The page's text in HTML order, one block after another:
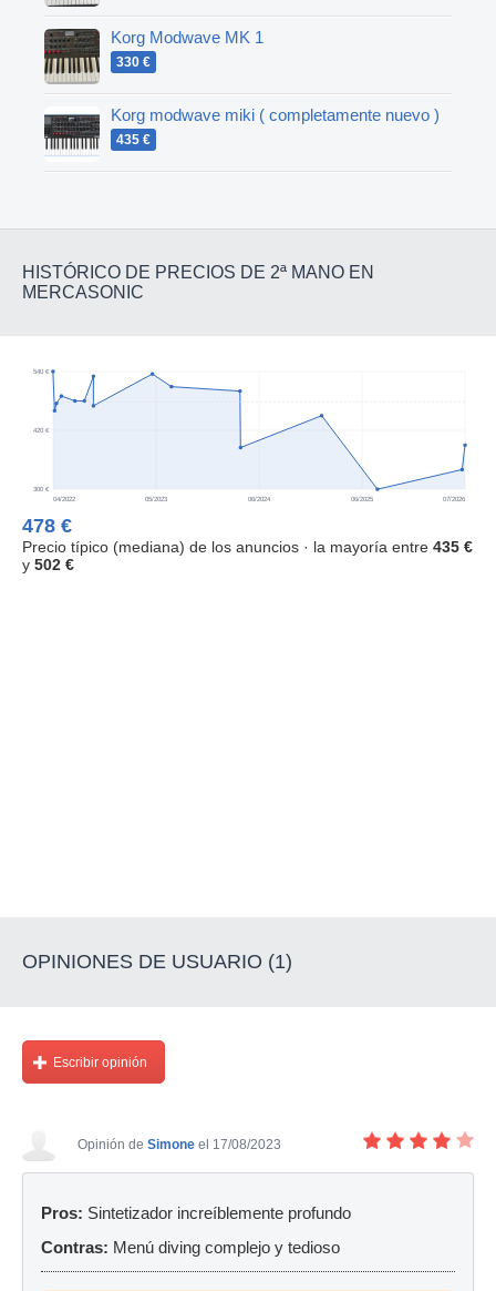
Korg Modwave MK 1
330 €
Korg modwave miki ( completamente nuevo )
435 €
HISTÓRICO DE PRECIOS DE 2ª MANO EN
MERCASONIC
300 €
420 €
540 €
04/2022 05/2023 06/2024 06/2025 07/2026
478 €
Precio típico (mediana) de los anuncios · la mayoría entre 435 €
y 502 €
OPINIONES DE USUARIO (1)
Escribir opinión
Opinión de Simone el 17/08/2023
Pros: Sintetizador increíblemente profundo
Contras: Menú diving complejo y tedioso